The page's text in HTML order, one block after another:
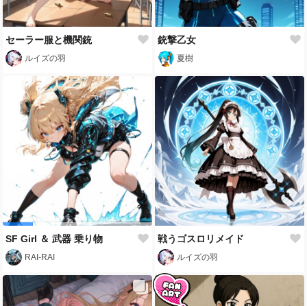
セーラー服と機関銃
ルイズの羽
銃撃乙女
夏樹
SF Girl ＆ 武器 乗り物
RAI-RAI
戦うゴスロリメイド
ルイズの羽